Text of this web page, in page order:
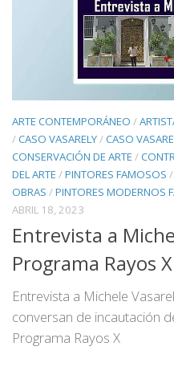
ARTE CONTEMPORÁNEO /
/CASO VASARELY/CASO
CONSERVACIÓN DE ARTE /
DEL ARTE /PINTORES FAMOSOS /
OBRAS /PINTORES MODERNOS
ABRIL 18, 2023
Entrevista a
Programa Rayos X
Entrevista a Michele
conversan de incautación
Programa Rayos X